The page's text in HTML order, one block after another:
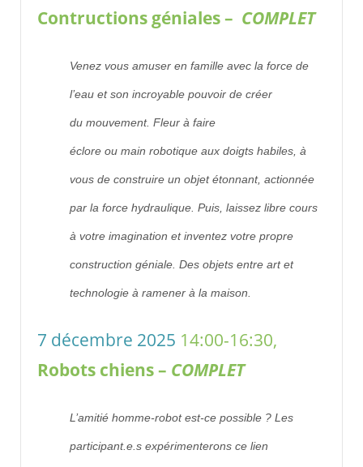
Contructions géniales – COMPLET
Venez vous amuser en famille avec la force de
l’eau et son incroyable pouvoir de créer
du mouvement. Fleur à faire
éclore ou main robotique aux doigts habiles , à
vous de construire un objet étonnant, actionnée
par la force hydraulique. Puis laissez libre cours
à votre imagination et inventez votre propre
construction géniale Des objets entre art et
technologie à ramener à la maison.
7 décembre 2025 14:00-16:30,
Robots chiens – COMPLET
L’amitié homme-robot est-ce possible ? Les
participant.e.s expérimenterons ce lien